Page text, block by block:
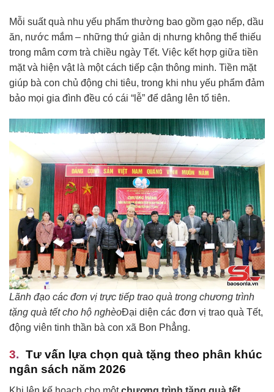
Mỗi suất quà nhu yếu phẩm thường bao gồm gạo nếp, dầu
ăn, nước mắm – những thứ giản dị nhưng không thể thiếu
trong mâm cơm trà chiều ngày Tết. Việc kết hợp giữa tiền
mặt và hiện vật là một cách tiếp cận thông minh. Tiền mặt
giúp bà con chủ động chi tiêu, trong khi nhu yếu phẩm đảm
bảo mọi gia đình đều có cái “lễ” để dâng lên tổ tiên.
Lãnh đạo các đơn vị trực tiếp trao quà trong chương trình
tặng quà tết cho hộ nghèoĐại diện các đơn vị trao quà Tết,
động viên tinh thần bà con xã Bon Phẳng.
Tư vấn lựa chọn quà tặng theo phân khúc
ngân sách năm 2026